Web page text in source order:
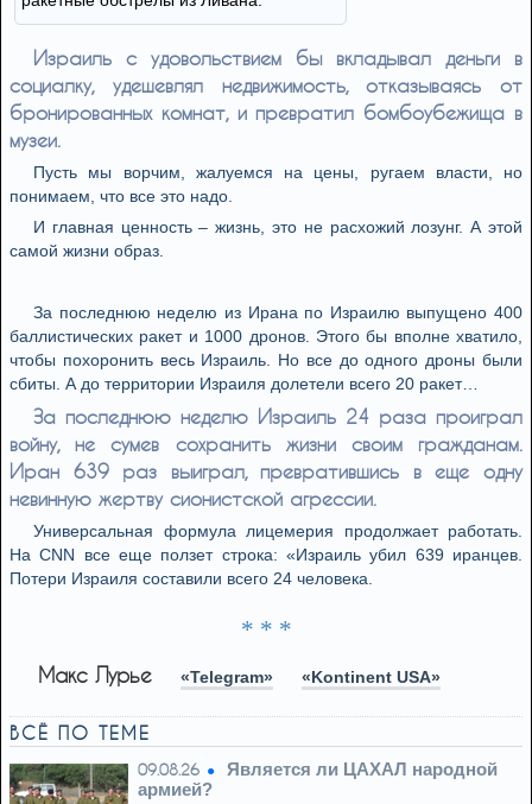
Израиль с удовольствием бы вкладывал деньги в
социалку, удешевлял недвижимость, отказываясь от
бронированных комнат, и превратил бомбоубежища в
музеи.
Пусть мы ворчим, жалуемся на цены, ругаем власти, но
понимаем, что все это надо.
И главная ценность – жизнь, это не расхожий лозунг. А этой
самой жизни образ.
За последнюю неделю из Ирана по Израилю выпущено 400
баллистических ракет и 1000 дронов. Этого бы вполне хватило,
чтобы похоронить весь Израиль. Но все до одного дроны были
сбиты. А до территории Израиля долетели всего 20 ракет…
За последнюю неделю Израиль 24 раза проиграл
войну, не сумев сохранить жизни своим гражданам.
Иран 639 раз выиграл, превратившись в еще одну
невинную жертву сионистской агрессии.
Универсальная формула лицемерия продолжает работать.
На CNN все еще ползет строка: «Израиль убил 639 иранцев.
Потери Израиля составили всего 24 человека.
* * *
Макс Лурье «Telegram» «Kontinent USA»
ВСЁ ПО ТЕМЕ
09.08.26
Является ли ЦАХАЛ народной
армией?